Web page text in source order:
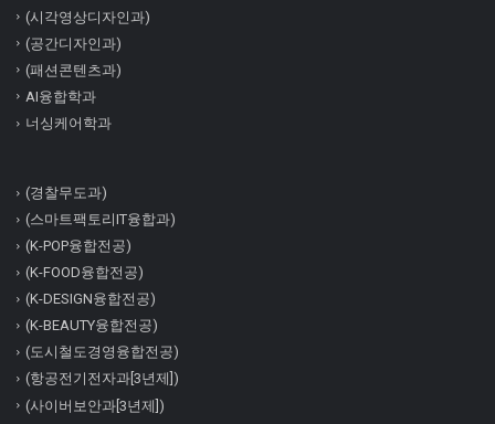
(시각영상디자인과)
(공간디자인과)
(패션콘텐츠과)
AI융합학과
너싱케어학과
(경찰무도과)
(스마트팩토리IT융합과)
(K-POP융합전공)
(K-FOOD융합전공)
(K-DESIGN융합전공)
(K-BEAUTY융합전공)
(도시철도경영융합전공)
(항공전기전자과[3년제])
(사이버보안과[3년제])